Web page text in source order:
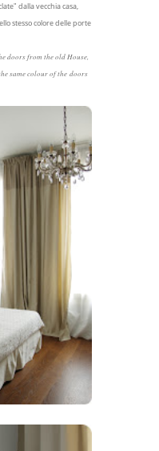
dalla vecchia casa,
stesso colore delle porte
doors from the old House,
same colour of the doors